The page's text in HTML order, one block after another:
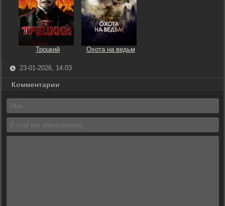
Троцкий Охота на ведьм
23-01-2026, 14:03
Комментарии